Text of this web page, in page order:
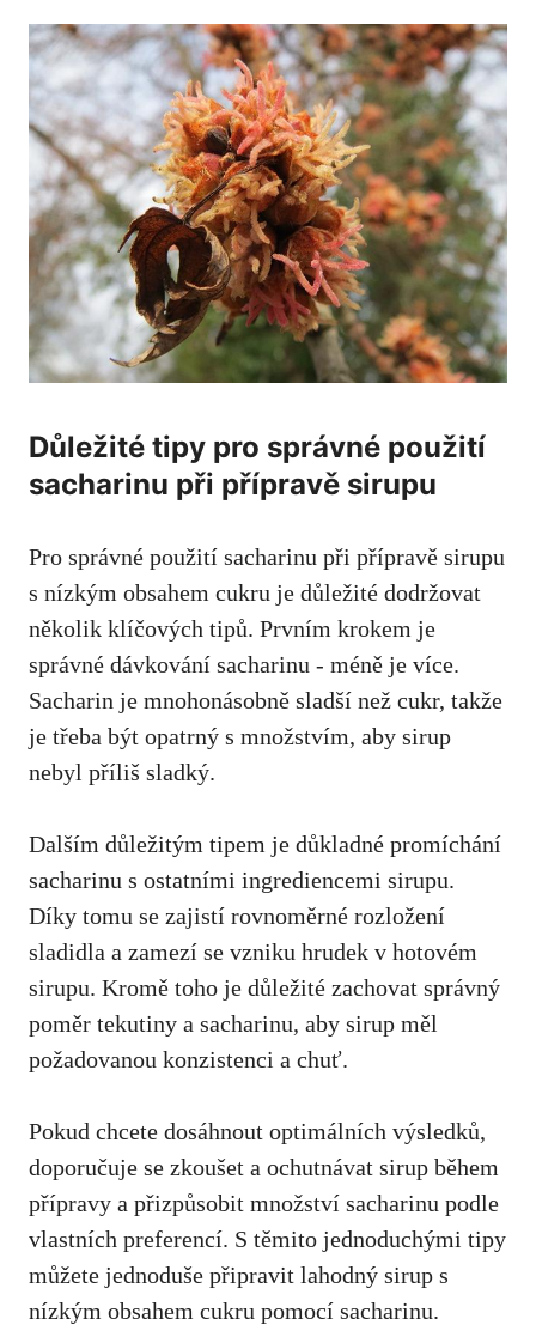
Důležité tipy pro správné ‌použití⁢
sacharinu při ‌přípravě sirupu
Pro správné ‍použití sacharinu při přípravě sirupu
s nízkým obsahem⁣ cukru ​je​ důležité dodržovat
několik klíčových tipů. Prvním⁢ krokem je
správné dávkování sacharinu ⁢- méně je více.
Sacharin je ‍mnohonásobně sladší než ‍cukr, takže
je třeba být opatrný s množstvím, aby sirup
nebyl⁤ příliš sladký.
Dalším důležitým tipem je důkladné promíchání
sacharinu ‍s ⁣ostatními ingrediencemi sirupu.
⁣Díky tomu se zajistí rovnoměrné rozložení
sladidla a​ zamezí se⁤ vzniku hrudek v hotovém
sirupu. Kromě toho je důležité zachovat správný
poměr tekutiny a ⁣sacharinu,​ aby sirup měl
požadovanou konzistenci⁤ a ⁣chuť.
Pokud chcete dosáhnout‌ optimálních výsledků,
doporučuje se ‌zkoušet a ‍ochutnávat sirup‌ během
přípravy a přizpůsobit množství sacharinu podle
vlastních preferencí. ⁣S ‌těmito ‌jednoduchými tipy
můžete⁣ jednoduše připravit lahodný sirup s
nízkým ‍obsahem ⁤cukru pomocí sacharinu.